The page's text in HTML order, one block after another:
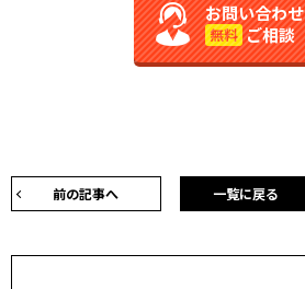
お問い合わせ
無料 ご相談
前の記事へ 一覧に戻る